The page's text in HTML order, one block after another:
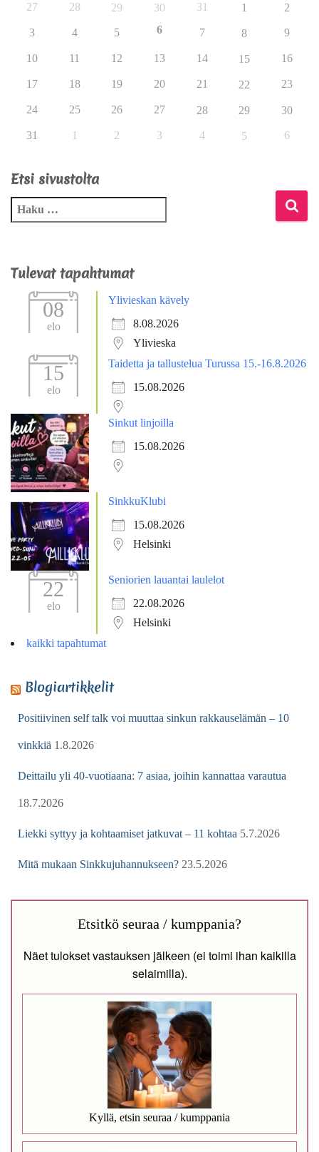
27 28 29 30 31 1 2
3 4 5 6 7 8 9
10 11 12 13 14 15 16
17 18 19 20 21 22 23
24 25 26 27 28 29 30
31 1 2 3 4 5 6
Etsi sivustolta
Tulevat tapahtumat
08
elo
Ylivieskan kävely
8.08.2026
Ylivieska
15
elo
Taidetta ja tallustelua Turussa 15.-16.8.2026
15.08.2026
Sinkut linjoilla
15.08.2026
SinkkuKlubi
15.08.2026
Helsinki
22
elo
Seniorien lauantai laulelot
22.08.2026
Helsinki
kaikki tapahtumat
Blogiartikkelit
Positiivinen self talk voi muuttaa sinkun rakkauselämän – 10
vinkkiä 1.8.2026
Deittailu yli 40-vuotiaana: 7 asiaa, joihin kannattaa varautua
18.7.2026
Liekki syttyy ja kohtaamiset jatkuvat – 11 kohtaa 5.7.2026
Mitä mukaan Sinkkujuhannukseen? 23.5.2026
Etsitkö seuraa / kumppania?
Näet tulokset vastauksen jälkeen (ei toimi ihan kaikilla
selaimilla).
Kyllä, etsin seuraa / kumppania